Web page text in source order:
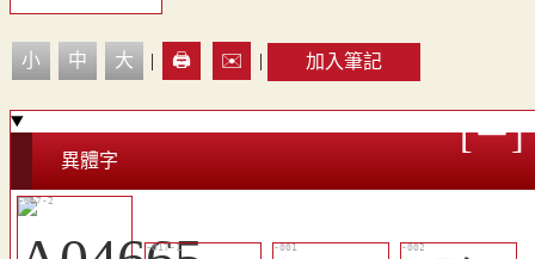
小 中 大 | 🖨️ ✉️ | 加入筆記
異體字